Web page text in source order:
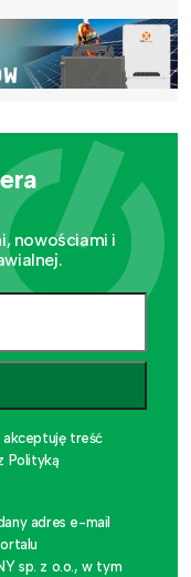
nowościami i
akceptuję treść
Polityką
adres e-mail
sp. z o.o., w tym